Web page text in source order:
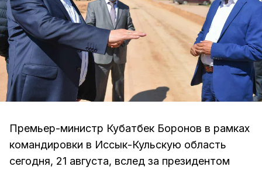
Премьер-министр Кубатбек Боронов в рамках
командировки в Иссык-Кульскую область
сегодня, 21 августа, вслед за президентом